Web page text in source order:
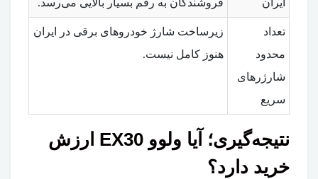
ایران
فروشندگان به رقم بسیار بالایی می‌رسد.
تعداد
محدود
شارژرهای
سریع
زیرساخت شارژ خودروهای برقی در ایران
هنوز کامل نیست.
نتیجه‌گیری؛ آیا ولوو EX30 ارزش
خرید دارد؟